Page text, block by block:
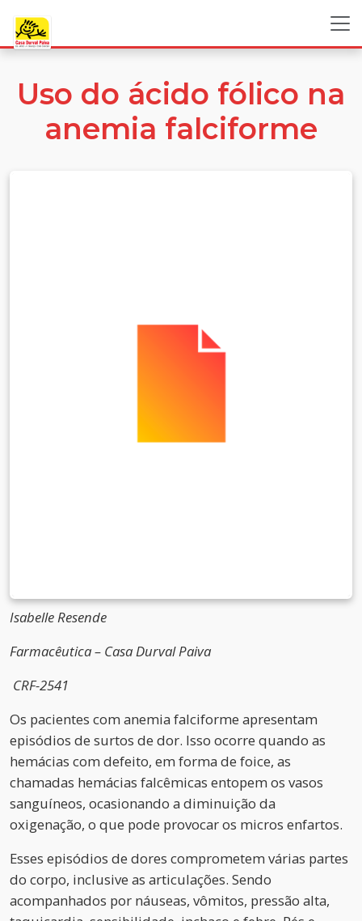
Uso do ácido fólico na
anemia falciforme
Isabelle Resende
Farmacêutica – Casa Durval Paiva
CRF-2541
Os pacientes com anemia falciforme apresentam
episódios de surtos de dor. Isso ocorre quando as
hemácias com defeito, em forma de foice, as
chamadas hemácias falcêmicas entopem os vasos
sanguíneos, ocasionando a diminuição da
oxigenação, o que pode provocar os micros enfartos.
Esses episódios de dores comprometem várias partes
do corpo, inclusive as articulações. Sendo
acompanhados por náuseas, vômitos, pressão alta,